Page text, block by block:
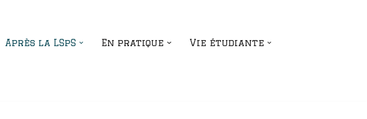
Après la LSpS En pratique
Vie étudiante